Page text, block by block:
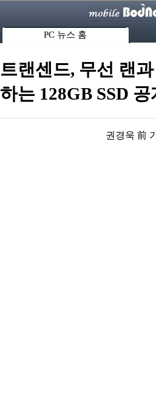
PC 뉴스 홈
트랜센드, 무선 랜
하는 128GB SSD 공
권경욱 前